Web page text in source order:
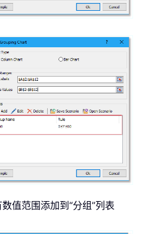
值范围添加到“分组”列表